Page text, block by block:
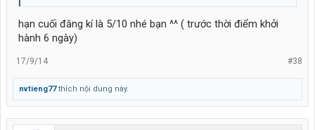
hạn cuối đăng kí là 5/10 nhé bạn ^^ ( trước thời điểm khởi
hành 6 ngày)
#38
17/9/14
nvtieng77thích nội dung này.